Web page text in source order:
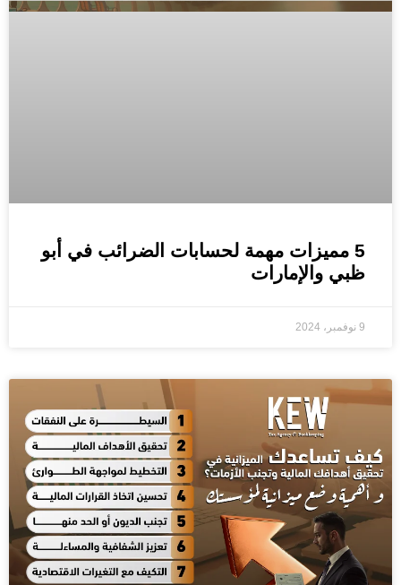
5 مميزات مهمة لحسابات الضرائب في أبو
ظبي والإمارات
9 نوفمبر، 2024